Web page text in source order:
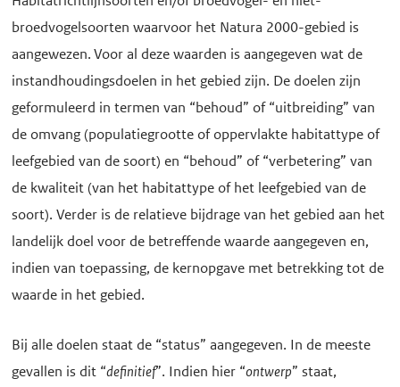
broedvogelsoorten waarvoor het Natura 2000-gebied is
aangewezen. Voor al deze waarden is aangegeven wat de
instandhoudingsdoelen in het gebied zijn. De doelen zijn
geformuleerd in termen van “behoud” of “uitbreiding” van
de omvang (populatiegrootte of oppervlakte habitattype of
leefgebied van de soort) en “behoud” of “verbetering” van
de kwaliteit (van het habitattype of het leefgebied van de
soort). Verder is de relatieve bijdrage van het gebied aan het
landelijk doel voor de betreffende waarde aangegeven en,
indien van toepassing, de kernopgave met betrekking tot de
waarde in het gebied.
Bij alle doelen staat de “status” aangegeven. In de meeste
gevallen is dit “definitief”. Indien hier “ontwerp” staat,